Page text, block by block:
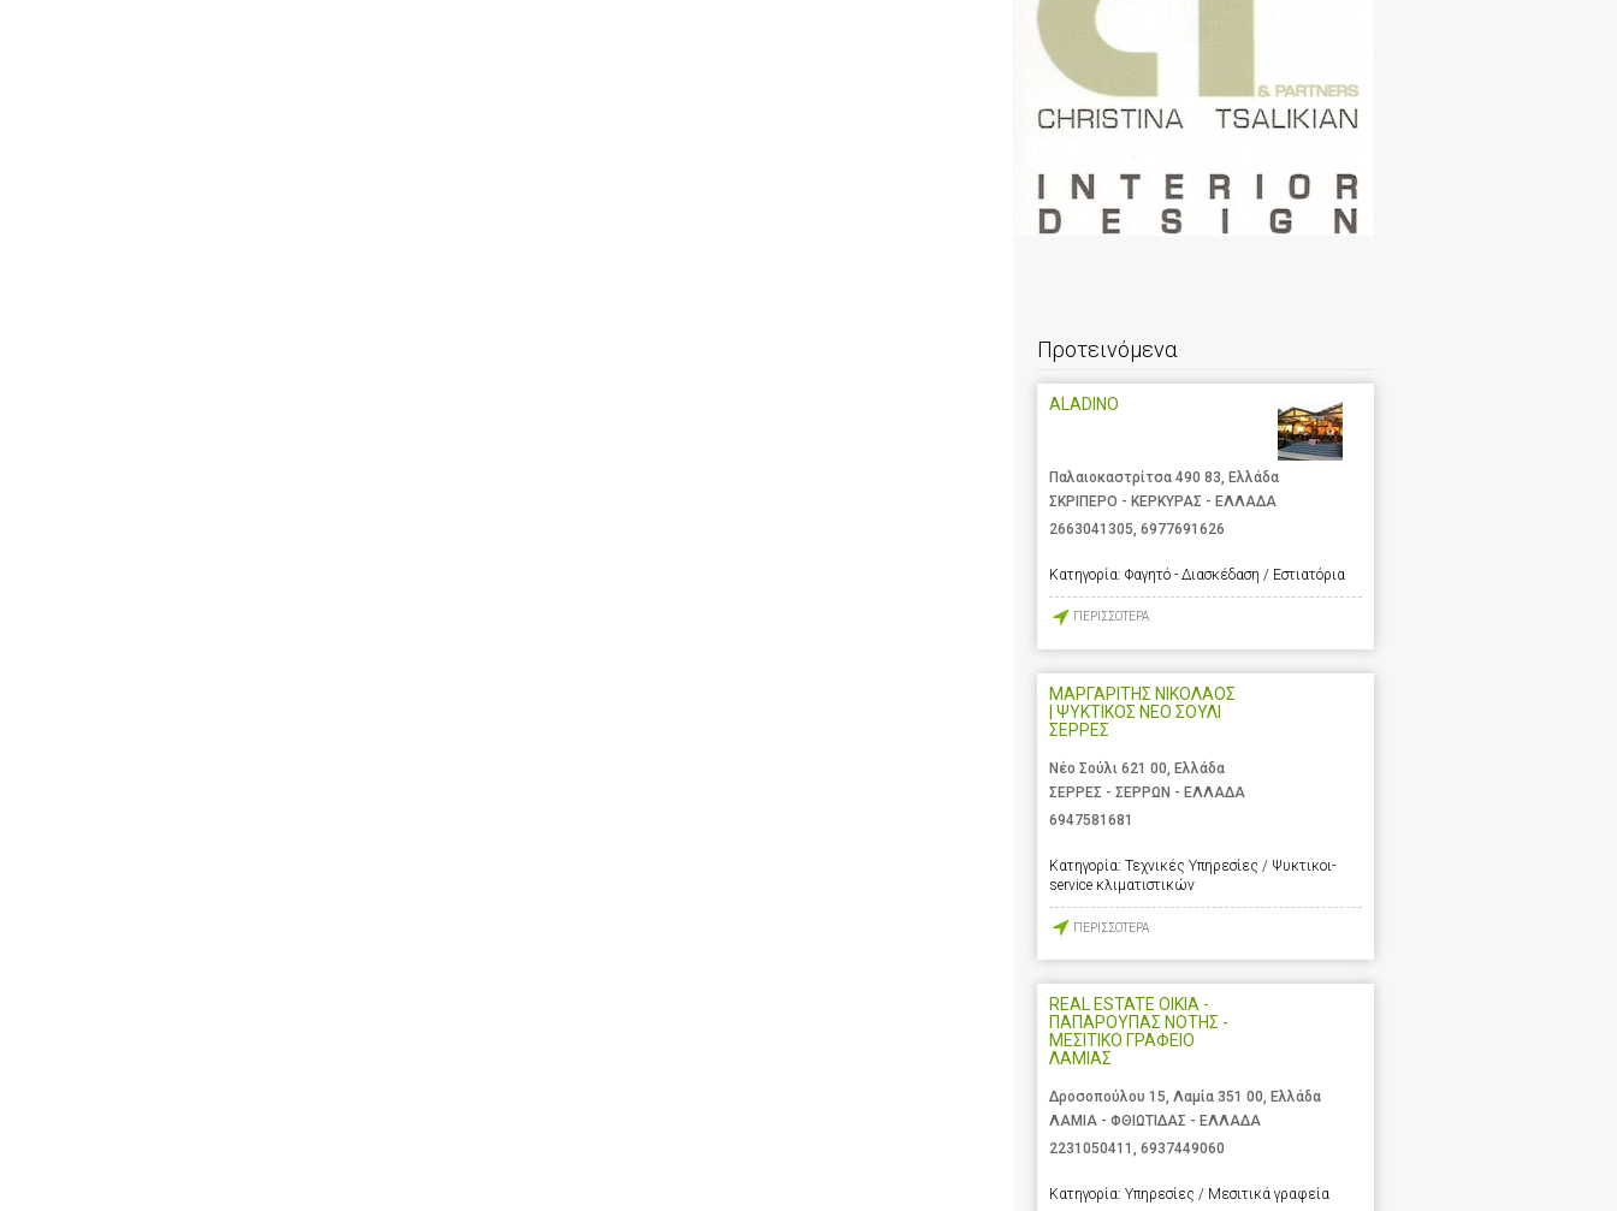
Προτεινόμενα
ALADINO
Παλαιοκαστρίτσα 490 83, Ελλάδα
ΣΚΡΙΠΕΡΟ - ΚΕΡΚΥΡΑΣ - ΕΛΛΑΔΑ
2663041305 6977691626
Κατηγορία: Φαγητό - Διασκέδαση / Εστιατόρια
ΠΕΡΙΣΣΟΤΕΡΑ
ΜΑΡΓΑΡΙΤΗΣ ΝΙΚΟΛΑΟΣ
| ΨΥΚΤΙΚΟΣ ΝΕΟ ΣΟΥΛΙ
ΣΕΡΡΕΣ
Νέο Σούλι 621 00, Ελλάδα
ΣΕΡΡΕΣ - ΣΕΡΡΩΝ - ΕΛΛΑΔΑ
6947581681
Κατηγορία: Τεχνικές Υπηρεσίες / Ψυκτικοι-
service κλιματιστικών
ΠΕΡΙΣΣΟΤΕΡΑ
REAL ESTATE OIKIA -
ΠΑΠΑΡΟΥΠΑΣ ΝΟΤΗΣ -
ΜΕΣΙΤΙΚΟ ΓΡΑΦΕΙΟ
ΛΑΜΙΑΣ
Δροσοπούλου 15, Λαμία 351 00, Ελλάδα
ΛΑΜΙΑ - ΦΘΙΩΤΙΔΑΣ - ΕΛΛΑΔΑ
2231050411 , 6937449060
Κατηγορία: Υπηρεσίες / Μεσιτικά γραφεία